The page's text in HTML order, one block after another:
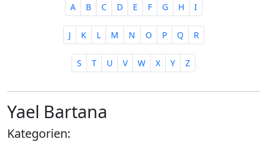
A B C D E F G H I
J K L M N O P Q R
S T U V W X Y Z
Yael Bartana
Kategorien: